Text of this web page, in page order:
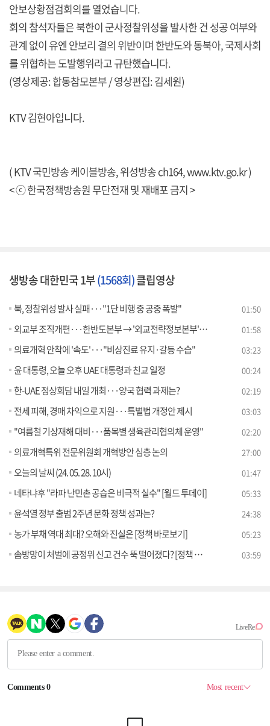
안보상황점검회의를 열었습니다.
회의 참석자들은 북한이 군사정찰위성을 발사한 건 성공 여부와
관계 없이 유엔 안보리 결의 위반이며 한반도와 동북아, 국제사회
를 위협하는 도발행위라고 규탄했습니다.
(영상제공: 합동참모본부 / 영상편집: 김세원)
KTV 김현아입니다.
( KTV 국민방송 케이블방송, 위성방송 ch164,www.ktv.go.kr)
< ⓒ 한국정책방송원 무단전재 및 재배포 금지 >
생방송 대한민국 1부(1568회)클립영상
북, 정찰위성 발사 실패···"1단 비행 중 공중 폭발" 01:50
외교부 조직개편···한반도본부 → '외교전략정보본부'로 확대 01:58
의료개혁 안착에 '속도'···"비상진료 유지·갈등 수습" 03:23
윤 대통령, 오늘 오후 UAE 대통령과 친교 일정 00:24
한-UAE 정상회담 내일 개최···양국 협력 과제는? 02:19
전세 피해, 경매 차익으로 지원···특별법 개정안 제시 03:03
"여름철 기상재해 대비···품목별 생육관리협의체 운영" 02:20
의료개혁특위 전문위원회 개혁방안 심층 논의 27:00
오늘의 날씨 (24. 05. 28. 10시) 01:47
네타냐후 "라파 난민촌 공습은 비극적 실수" [월드 투데이] 05:33
윤석열 정부 출범 2주년 문화 정책 성과는? 24:38
농가 부채 역대 최대? 오해와 진실은 [정책 바로보기] 05:23
솜방망이 처벌에 공정위 신고 건수 뚝 떨어졌다? [정책 바로보기] 03:59